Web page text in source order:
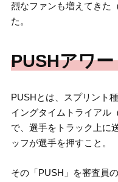
烈なファンも増えてきた
た。
PUSHアワ
PUSHとは、スプリント
イングタイムトライアル
で、選手をトラック上に
ッフが選手を押すこと。
その「PUSH」を審査員